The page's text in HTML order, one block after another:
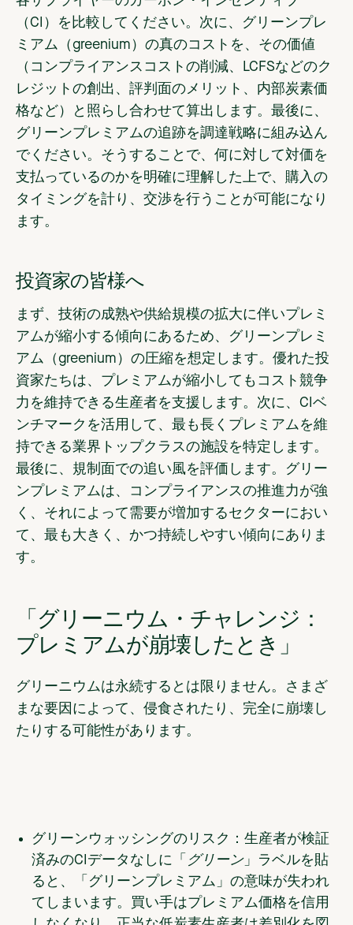
（CI）を比較してください。次に、グリーンプレ
ミアム（greenium）の真のコストを、その価値
（コンプライアンスコストの削減、LCFSなどのク
レジットの創出、評判面のメリット、内部炭素価
格など）と照らし合わせて算出します。最後に、
グリーンプレミアムの追跡を調達戦略に組み込ん
でください。そうすることで、何に対して対価を
支払っているのかを明確に理解した上で、購入の
タイミングを計り、交渉を行うことが可能になり
ます。
投資家の皆様へ
まず、技術の成熟や供給規模の拡大に伴いプレミ
アムが縮小する傾向にあるため、グリーンプレミ
アム（greenium）の圧縮を想定します。優れた投
資家たちは、プレミアムが縮小してもコスト競争
力を維持できる生産者を支援します。次に、CIベ
ンチマークを活用して、最も長くプレミアムを維
持できる業界トップクラスの施設を特定します。
最後に、規制面での追い風を評価します。グリー
ンプレミアムは、コンプライアンスの推進力が強
く、それによって需要が増加するセクターにおい
て、最も大きく、かつ持続しやすい傾向にありま
す。
「グリーニウム・チャレンジ：
プレミアムが崩壊したとき」
グリーニウムは永続するとは限りません。さまざ
まな要因によって、侵食されたり、完全に崩壊し
たりする可能性があります。
グリーンウォッシングのリスク： 生産者が検証
済みのCIデータなしに「 グリーン」ラベルを貼
ると、「グリーンプレミアム」の意味が失われ
てしまいます。買い手はプレミアム価格を信用